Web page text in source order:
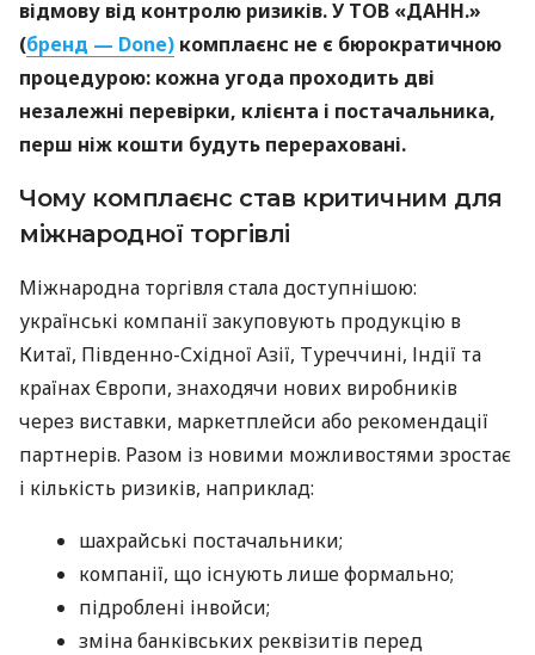
відмову від контролю ризиків. У ТОВ «ДАНН.»
(бренд — Done) комплаєнс не є бюрократичною
процедурою: кожна угода проходить дві
незалежні перевірки, клієнта і постачальника,
перш ніж кошти будуть перераховані.
Чому комплаєнс став критичним для
міжнародної торгівлі
Міжнародна торгівля стала доступнішою:
українські компанії закуповують продукцію в
Китаї, Південно-Східної Азії, Туреччині, Індії та
країнах Європи, знаходячи нових виробників
через виставки, маркетплейси або рекомендації
партнерів. Разом із новими можливостями зростає
і кількість ризиків, наприклад:
шахрайські постачальники;
компанії, що існують лише формально;
підроблені інвойси;
зміна банківських реквізитів перед